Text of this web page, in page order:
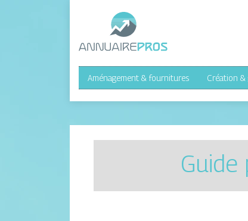
Aménagement & fournitures Création &
Guide